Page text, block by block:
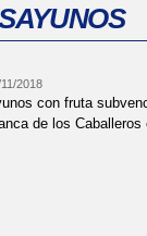
QUÉ
2018
con fruta
de los